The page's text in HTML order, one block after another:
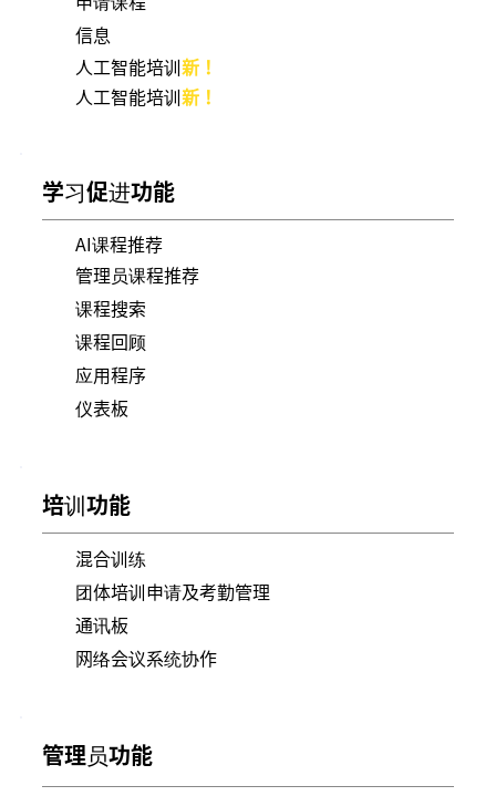
信息
人工智能培训新！
人工智能培训新！
学习促进功能
AI课程推荐
管理员课程推荐
课程搜索
课程回顾
应用程序
仪表板
培训功能
混合训练
团体培训申请及考勤管理
通讯板
网络会议系统协作
管理员功能